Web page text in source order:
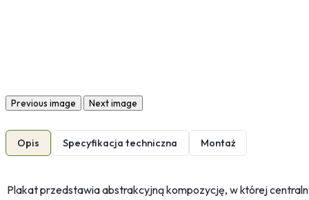
Previous image Next image
Opis Specyfikacja techniczna Montaż
Plakat przedstawia abstrakcyjną kompozycję, w której